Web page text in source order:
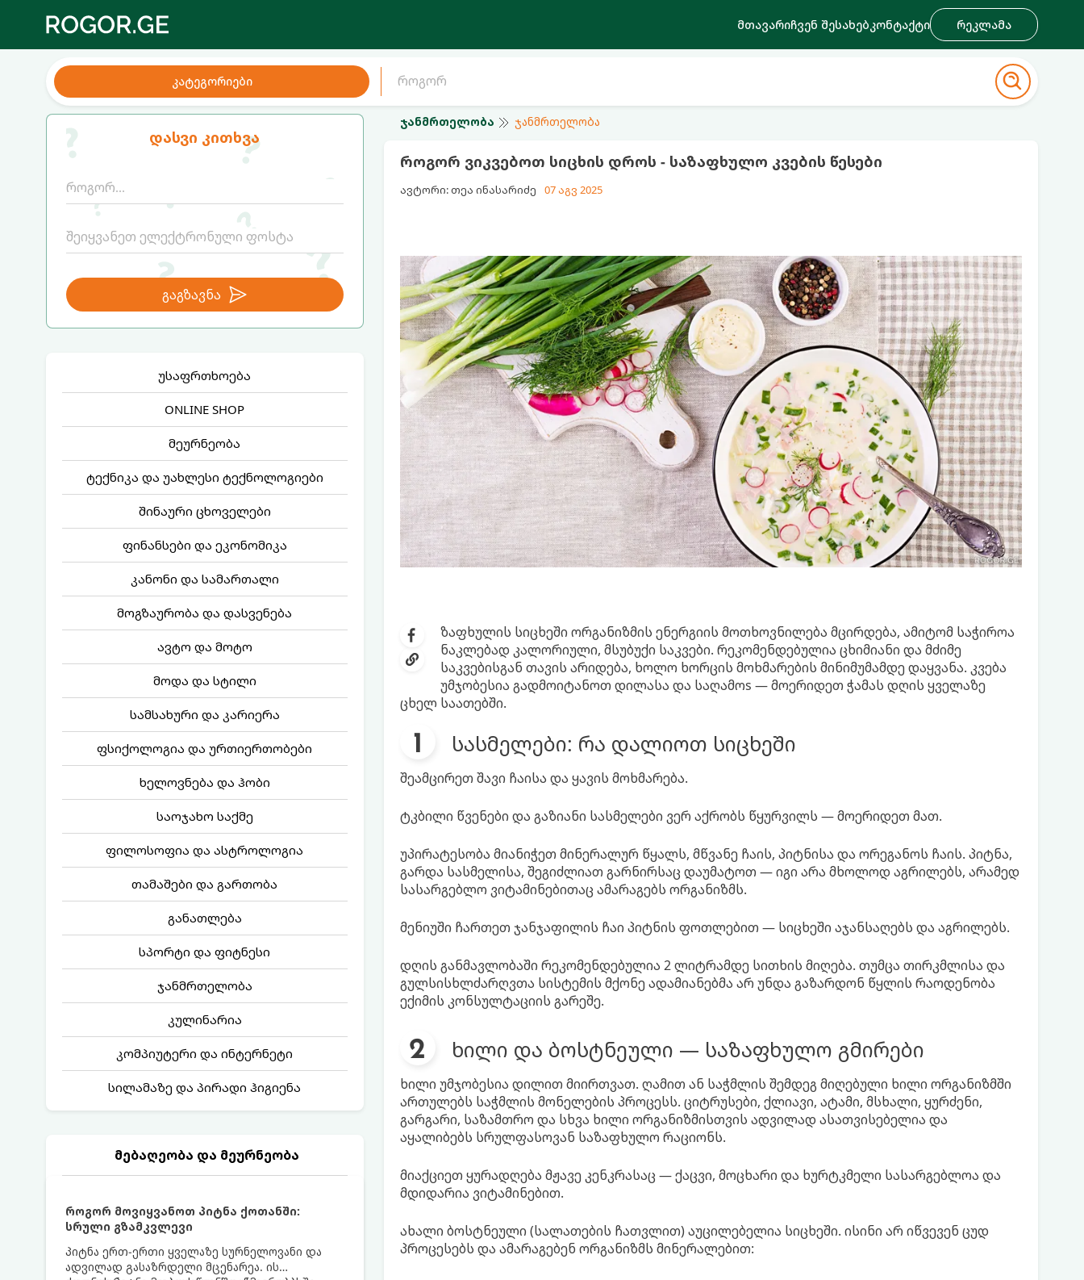
მთავარიჩვენ შესახებკონტაქტი რეკლამა
კატეგორიები
დასვი კითხვა
გაგზავნა
უსაფრთხოება
ONLINE SHOP
მეურნეობა
ტექნიკა და უახლესი ტექნოლოგიები
შინაური ცხოველები
ფინანსები და ეკონომიკა
კანონი და სამართალი
მოგზაურობა და დასვენება
ავტო და მოტო
მოდა და სტილი
სამსახური და კარიერა
ფსიქოლოგია და ურთიერთობები
ხელოვნება და ჰობი
საოჯახო საქმე
ფილოსოფია და ასტროლოგია
თამაშები და გართობა
განათლება
სპორტი და ფიტნესი
ჯანმრთელობა
კულინარია
კომპიუტერი და ინტერნეტი
სილამაზე და პირადი ჰიგიენა
მებაღეობა და მეურნეობა
როგორ მოვიყვანოთ პიტნა ქოთანში:
სრული გზამკვლევი
პიტნა ერთ-ერთი ყველაზე სურნელოვანი და
ადვილად გასაზრდელი მცენარეა. ის
ჯანმრთელობა ჯანმრთელობა
როგორ ვიკვებოთ სიცხის დროს - საზაფხულო კვების წესები
ავტორი: თეა ინასარიძე 07 აგვ 2025
ზაფხულის სიცხეში ორგანიზმის ენერგიის მოთხოვნილება მცირდება, ამიტომ საჭიროა
ნაკლებად კალორიული, მსუბუქი საკვები. რეკომენდებულია ცხიმიანი და მძიმე
საკვებისგან თავის არიდება, ხოლო ხორცის მოხმარების მინიმუმამდე დაყვანა. კვება
უმჯობესია გადმოიტანოთ დილასა და საღამოs — მოერიდეთ ჭამას დღის ყველაზე
ცხელ საათებში.
სასმელები: რა დალიოთ სიცხეში
შეამცირეთ შავი ჩაისა და ყავის მოხმარება.
ტკბილი წვენები და გაზიანი სასმელები ვერ აქრობს წყურვილს — მოერიდეთ მათ.
უპირატესობა მიანიჭეთ მინერალურ წყალს, მწვანე ჩაის, პიტნისა და ორეგანოს ჩაის. პიტნა,
გარდა სასმელისა, შეგიძლიათ გარნირსაც დაუმატოთ — იგი არა მხოლოდ აგრილებს, არამედ
სასარგებლო ვიტამინებითაც ამარაგებს ორგანიზმს.
მენიუში ჩართეთ ჯანჯაფილის ჩაი პიტნის ფოთლებით — სიცხეში აჯანსაღებს და აგრილებს.
დღის განმავლობაში რეკომენდებულია 2 ლიტრამდე სითხის მიღება. თუმცა თირკმლისა და
გულსისხლძარღვთა სისტემის მქონე ადამიანებმა არ უნდა გაზარდონ წყლის რაოდენობა
ექიმის კონსულტაციის გარეშე.
ხილი და ბოსტნეული — საზაფხულო გმირები
ხილი უმჯობესია დილით მიირთვათ. ღამით ან საჭმლის შემდეგ მიღებული ხილი ორგანიზმში
ართულებს საჭმლის მონელების პროცესს. ციტრუსები, ქლიავი, ატამი, მსხალი, ყურძენი,
გარგარი, საზამთრო და სხვა ხილი ორგანიზმისთვის ადვილად ასათვისებელია და
აყალიბებს სრულფასოვან საზაფხულო რაციონს.
მიაქციეთ ყურადღება მჟავე კენკრასაც — ქაცვი, მოცხარი და ხურტკმელი სასარგებლოა და
მდიდარია ვიტამინებით.
ახალი ბოსტნეული (სალათების ჩათვლით) აუცილებელია სიცხეში. ისინი არ იწვევენ ცუდ
პროცესებს და ამარაგებენ ორგანიზმს მინერალებით: